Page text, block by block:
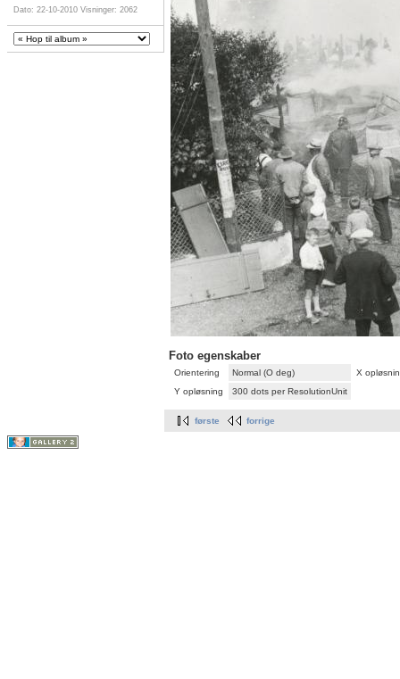
Dato: 22-10-2010 Visninger: 2062
Foto egenskaber
Orientering Normal (O deg)
X
Y opløsning
300 dots per ResolutionUnit
første forrige